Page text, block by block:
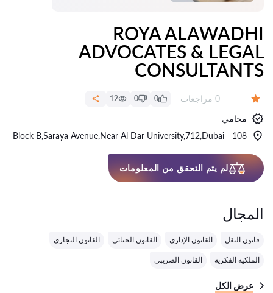
ROYA ALAWADHI
ADVOCATES & LEGAL
CONSULTANTS
عدد المراجعات:
0 مراجعات 0
0
12
محامي
108 - Block B,Saraya Avenue,Near Al Dar University,712,Dubai
لم يتم التحقق من المعلومات
المجال
قانون النقل القانون الإداري القانون الجنائي القانون التجاري
الملكية الفكرية القانون الضريبي
عرض الكل